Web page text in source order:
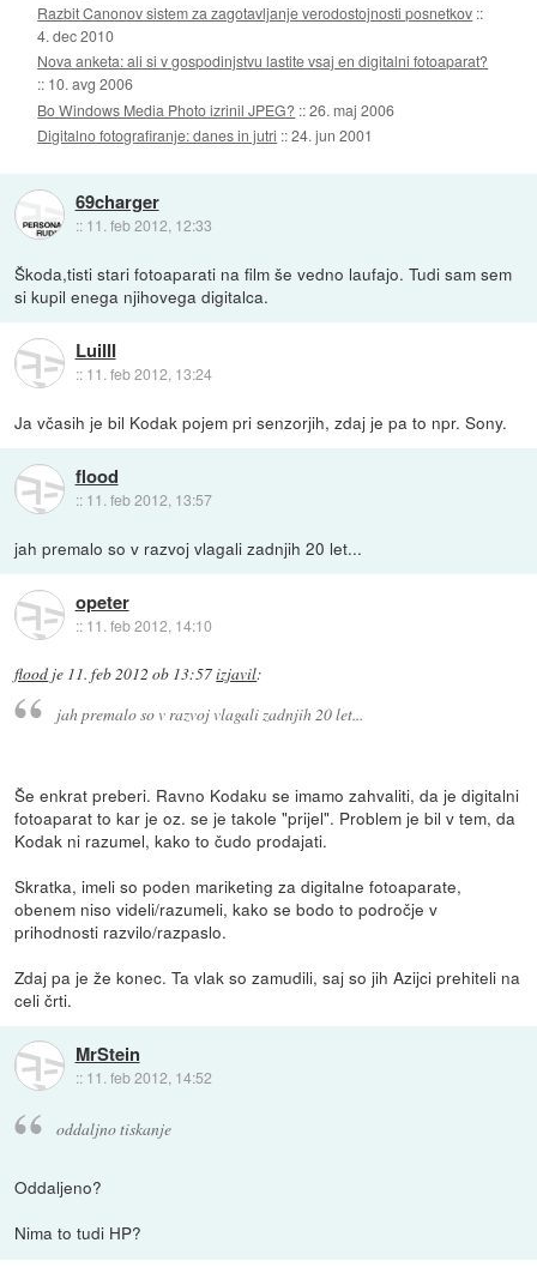
Razbit Canonov sistem za zagotavljanje verodostojnosti posnetkov ::
4. dec 2010
Nova anketa: ali si v gospodinjstvu lastite vsaj en digitalni fotoaparat?
:: 10. avg 2006
Bo Windows Media Photo izrinil JPEG? ::26. maj 2006
Digitalno fotografiranje: danes in jutri ::24. jun 2001
69charger
:: 11. feb 2012, 12:33
Škoda,tisti stari fotoaparati na film še vedno laufajo. Tudi sam sem
si kupil enega njihovega digitalca.
LuiIII
:: 11. feb 2012, 13:24
Ja včasih je bil Kodak pojem pri senzorjih, zdaj je pa to npr. Sony.
flood
:: 11. feb 2012, 13:57
jah premalo so v razvoj vlagali zadnjih 20 let...
opeter
:: 11. feb 2012, 14:10
flood je 11. feb 2012 ob 13:57izjavil:
jah premalo so v razvoj vlagali zadnjih 20 let...
Še enkrat preberi. Ravno Kodaku se imamo zahvaliti, da je digitalni
fotoaparat to kar je oz. se je takole "prijel". Problem je bil v tem, da
Kodak ni razumel, kako to čudo prodajati.
Skratka, imeli so poden mariketing za digitalne fotoaparate,
obenem niso videli/razumeli, kako se bodo to področje v
prihodnosti razvilo/razpaslo.
Zdaj pa je že konec. Ta vlak so zamudili, saj so jih Azijci prehiteli na
celi črti.
MrStein
:: 11. feb 2012, 14:52
oddaljno tiskanje
Oddaljeno?
Nima to tudi HP?